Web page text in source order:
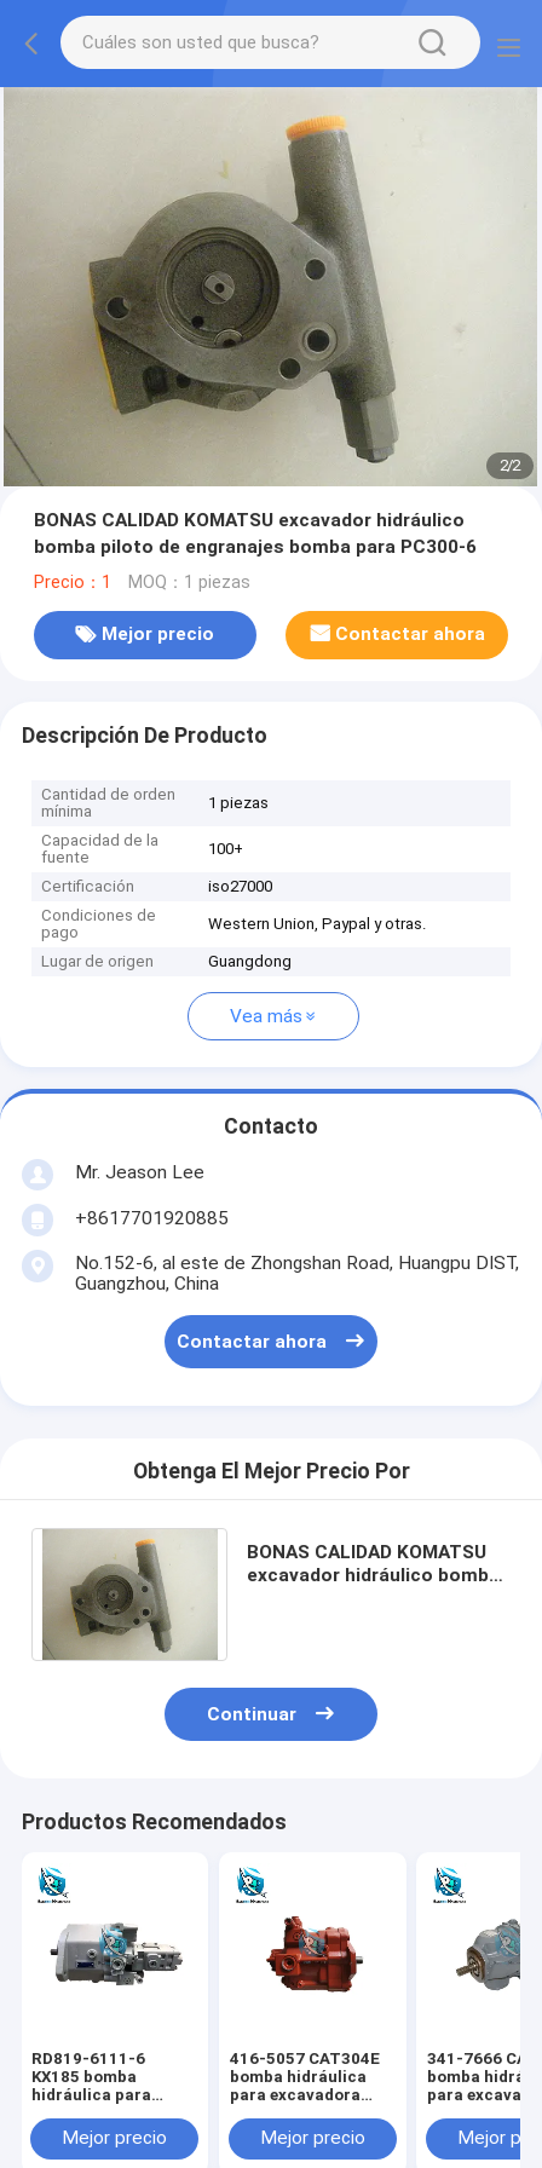
2/2
BONAS CALIDAD KOMATSU excavador hidráulico
bomba piloto de engranajes bomba para PC300-6
Precio：1 MOQ：1 piezas
Mejor precio Contactar ahora
Descripción De Producto
Cantidad de orden
mínima
1 piezas
Capacidad de la
fuente
100+
Certificación
iso27000
Condiciones de
pago
Western Union, Paypal y otras.
Lugar de origen Guangdong
Vea más
Contacto
Mr. Jeason Lee
+8617701920885
No.152-6, al este de Zhongshan Road, Huangpu DIST,
Guangzhou, China
Contactar ahora
Obtenga El Mejor Precio Por
BONAS CALIDAD KOMATSU
excavador hidráulico bomba
Continuar
Productos Recomendados
RD819-6111-6
KX185 bomba
hidráulica para
Mejor precio
416-5057 CAT304E
bomba hidráulica
para excavadora
Mejor precio
341-7666
bomba
para
Mejor